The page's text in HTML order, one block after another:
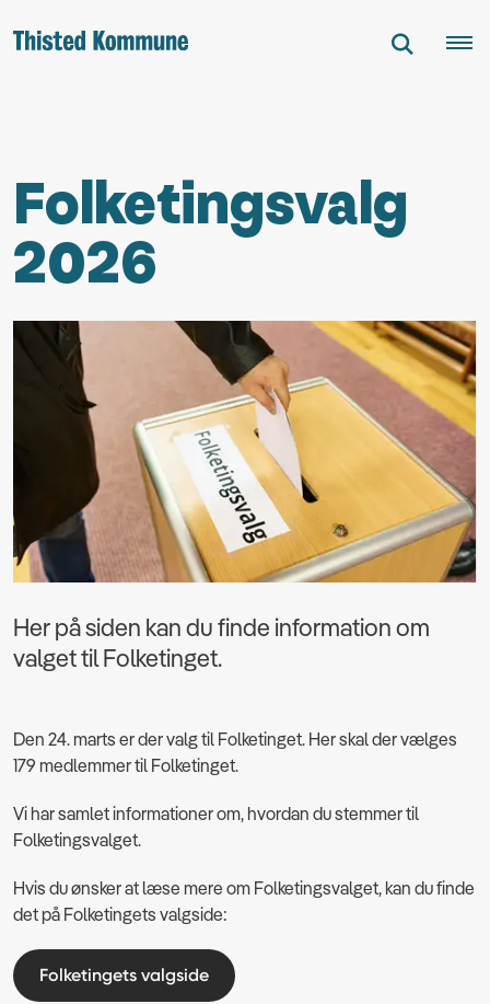
Folketingsvalg
2026
Her på siden kan du finde information om
valget til Folketinget.
Den 24. marts er der valg til Folketinget. Her skal der vælges
179 medlemmer til Folketinget.
Vi har samlet informationer om, hvordan du stemmer til
Folketingsvalget.
Hvis du ønsker at læse mere om Folketingsvalget, kan du finde
det på Folketingets valgside:
Folketingets valgside